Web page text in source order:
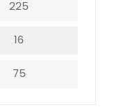
225
16
75